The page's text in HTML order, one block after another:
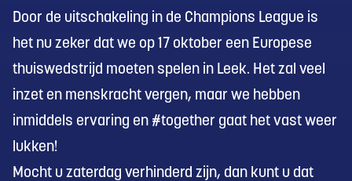
Door de uitschakeling in de Champions League is
het nu zeker dat we op 17 oktober een Europese
thuiswedstrijd moeten spelen in Leek. Het zal veel
inzet en menskracht vergen, maar we hebben
inmiddels ervaring en #together gaat het vast weer
lukken!
Mocht u zaterdag verhinderd zijn, dan kunt u dat